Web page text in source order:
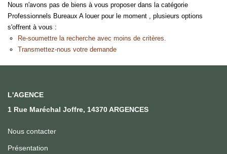
Plus de critères Créer une alerte
Nous n'avons pas de biens à vous proposer dans la catégorie
Professionnels Bureaux A louer pour le moment , plusieurs options
s'offrent à vous :
Re-soumettre la recherche avec moins de critères.
Transmettez-nous votre demande
L'AGENCE
1 Rue Maréchal Joffre, 14370 ARGENCES
Nous contacter
Présentation